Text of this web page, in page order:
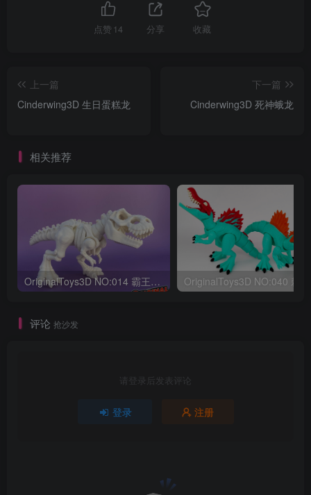
点赞 14 分享 收藏
上一篇
Cinderwing3D 生日蛋糕龙
下一篇
Cinderwing3D 死神蛾龙
相关推荐
OriginalToys3D NO:014 霸王龙骨架
评论 抢沙发
请登录后发表评论
登录 注册